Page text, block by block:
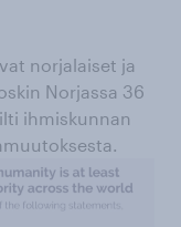
norjalaiset ja
Norjassa 36
ihmiskunnan